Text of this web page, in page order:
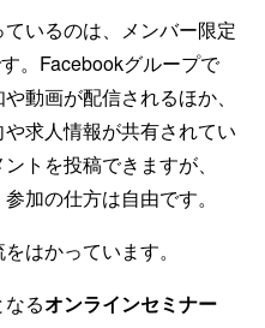
いるのは、メンバー限定
。Facebookグループで
動画が配信されるほか、
求人情報が共有されてい
トを投稿できますが、
加の仕方は自由です。
はかっています。
るオンラインセミナー